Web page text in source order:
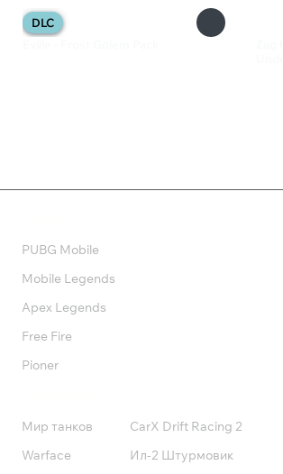
DLC
PUBG Mobile
Mobile Legends
Apex Legends
Free Fire
Pioner
Мир танков
Warface
CarX Drift Racing 2
Ил-2 Штурмовик